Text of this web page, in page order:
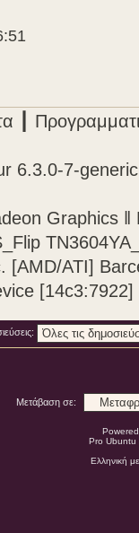
┃
6.3.0-7-
Graphics ‖
[AMD/ATI]
[14c3:7922]
Μετάβαση σε:
Pro
Ελληνική